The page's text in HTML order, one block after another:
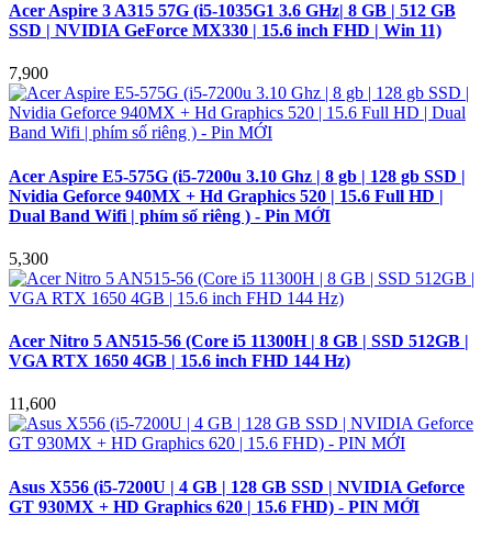
Acer Aspire 3 A315 57G (i5-1035G1 3.6 GHz| 8 GB | 512 GB
SSD | NVIDIA GeForce MX330 | 15.6 inch FHD | Win 11)
7,900
Acer Aspire E5-575G (i5-7200u 3.10 Ghz | 8 gb | 128 gb SSD |
Nvidia Geforce 940MX + Hd Graphics 520 | 15.6 Full HD |
Dual Band Wifi | phím số riêng ) - Pin MỚI
5,300
Acer Nitro 5 AN515-56 (Core i5 11300H | 8 GB | SSD 512GB |
VGA RTX 1650 4GB | 15.6 inch FHD 144 Hz)
11,600
Asus X556 (i5-7200U | 4 GB | 128 GB SSD | NVIDIA Geforce
GT 930MX + HD Graphics 620 | 15.6 FHD) - PIN MỚI